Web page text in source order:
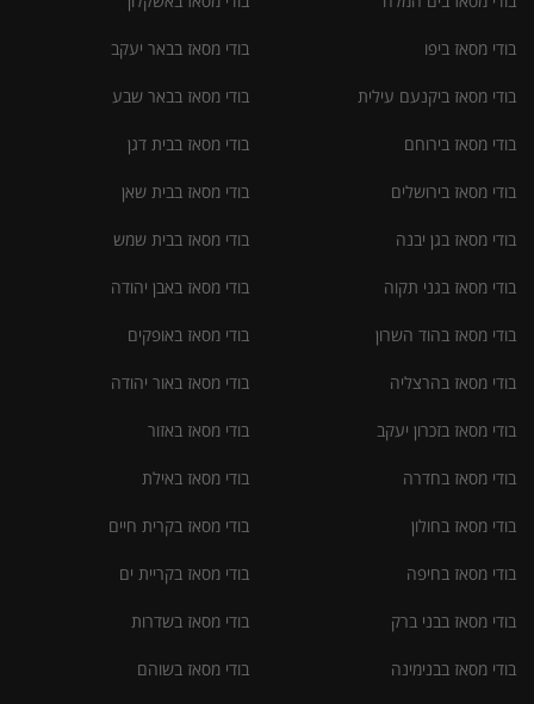
בודי מסאז ביפו
בודי מסאז ביקנעם עילית
בודי מסאז בירוחם
בודי מסאז בירושלים
בודי מסאז בגן יבנה
בודי מסאז בגני תקוה
בודי מסאז בהוד השרון
בודי מסאז בהרצליה
בודי מסאז בזכרון יעקב
בודי מסאז בחדרה
בודי מסאז בחולון
בודי מסאז בחיפה
בודי מסאז בבני ברק
בודי מסאז בבנימינה
בודי מסאז בבאר יעקב
בודי מסאז בבאר שבע
בודי מסאז בבית דגן
בודי מסאז בבית שאן
בודי מסאז בבית שמש
בודי מסאז באבן יהודה
בודי מסאז באופקים
בודי מסאז באור יהודה
בודי מסאז באזור
בודי מסאז באילת
בודי מסאז בקרית חיים
בודי מסאז בקריית ים
בודי מסאז בשדרות
בודי מסאז בשוהם